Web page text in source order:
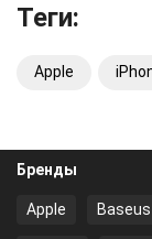
Теги:
Apple
Бренды
Apple Baseus